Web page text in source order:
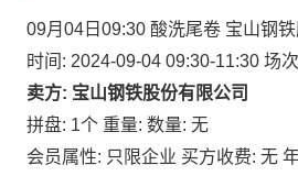
09月04日09:30 酸洗尾卷 宝山钢
时间: 2024-09-04 09:30-11:30 场
卖方: 宝山钢铁股份有限公司
拼盘: 1个 重量: 数量: 无
会员属性: 只限企业 买方收费: 无